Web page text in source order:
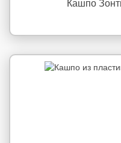
Кашпо